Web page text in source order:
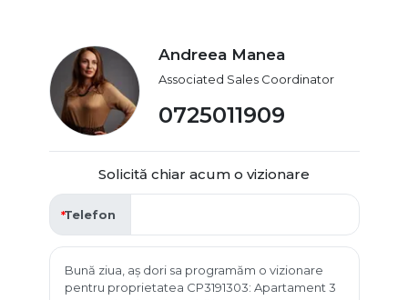
Andreea Manea
Associated Sales Coordinator
0725011909
Solicită chiar acum o vizionare
Telefon